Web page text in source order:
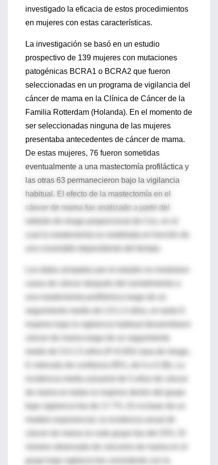
investigado la eficacia de estos procedimientos
en mujeres con estas características.
La investigación se basó en un estudio
prospectivo de 139 mujeres con mutaciones
patogénicas BCRA1 o BCRA2 que fueron
seleccionadas en un programa de vigilancia del
cáncer de mama en la Clínica de Cáncer de la
Familia Rotterdam (Holanda). En el momento de
ser seleccionadas ninguna de las mujeres
presentaba antecedentes de cáncer de mama.
De estas mujeres, 76 fueron sometidas
eventualmente a una mastectomía profiláctica y
las otras 63 permanecieron bajo la vigilancia
habitual. El efecto de la mastectomía en el
cáncer de mama fue analizado a partir del
método de riesgo proporcional de Cox, en el
una covariable dependiente del tiempo.
una mastectomía profiláctica luego de un
seguimiento medio de 2.9-1.4 años, en tanto 8
mujeres bajo la vigilancia habitual desarrollaron
cáncer de mama luego de un seguimiento
medio de 3.0-1.5 años (P=0.003; tasa de riesgo,
de mama en todas la mujeres dentro del grupo
bajo vigilancia fue de 17-7%. En la base de un
cáncer de mama en este grupo fue del 25%. El
grupo bajo vigilacia fue consistente con la